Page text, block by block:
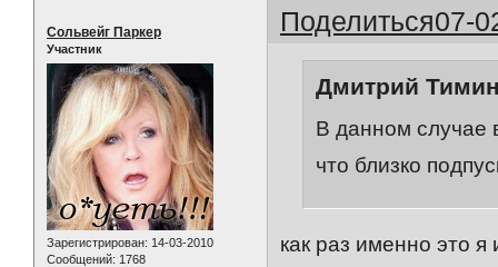
Поделиться07-
Сольвейг Паркер
Участник
Зарегистрирован: 14-03-2010
Сообщений: 1768
Дмитрий
В данном случае
что близко
как раз именно это